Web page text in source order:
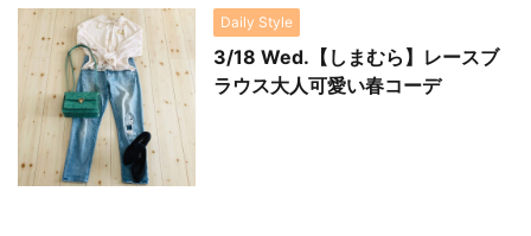
Daily Style
3/18 Wed.【しまむら】レースブ
ラウス大人可愛い春コーデ